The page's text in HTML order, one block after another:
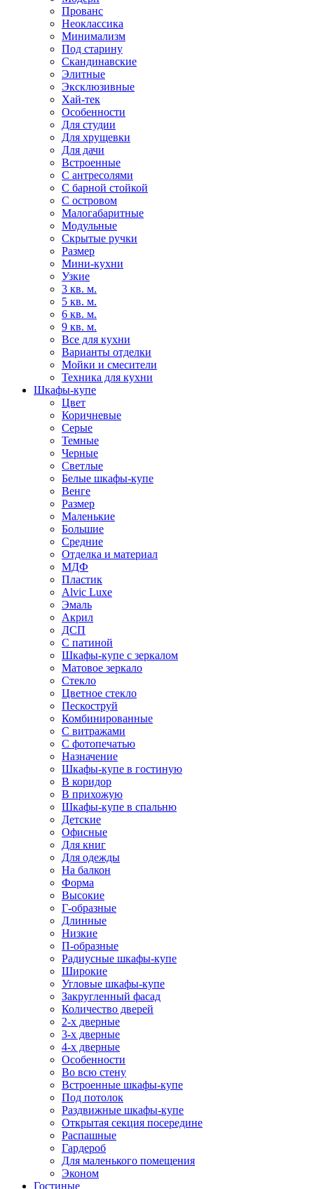
Прованс
Неоклассика
Минимализм
Под старину
Скандинавские
Элитные
Эксклюзивные
Хай-тек
Особенности
Для студии
Для хрущевки
Для дачи
Встроенные
С антресолями
С барной стойкой
С островом
Малогабаритные
Модульные
Скрытые ручки
Размер
Мини-кухни
Узкие
3 кв. м.
5 кв. м.
6 кв. м.
9 кв. м.
Все для кухни
Варианты отделки
Мойки и смесители
Техника для кухни
Шкафы-купе
Цвет
Коричневые
Серые
Темные
Черные
Светлые
Белые шкафы-купе
Венге
Размер
Маленькие
Большие
Средние
Отделка и материал
МДФ
Пластик
Alvic Luxe
Эмаль
Акрил
ДСП
С патиной
Шкафы-купе с зеркалом
Матовое зеркало
Стекло
Цветное стекло
Пескоструй
Комбинированные
С витражами
С фотопечатью
Назначение
Шкафы-купе в гостиную
В коридор
В прихожую
Шкафы-купе в спальню
Детские
Офисные
Для книг
Для одежды
На балкон
Форма
Высокие
Г-образные
Длинные
Низкие
П-образные
Радиусные шкафы-купе
Широкие
Угловые шкафы-купе
Закругленный фасад
Количество дверей
2-х дверные
3-х дверные
4-х дверные
Особенности
Во всю стену
Встроенные шкафы-купе
Под потолок
Раздвижные шкафы-купе
Открытая секция посередине
Распашные
Гардероб
Для маленького помещения
Эконом
Гостиные